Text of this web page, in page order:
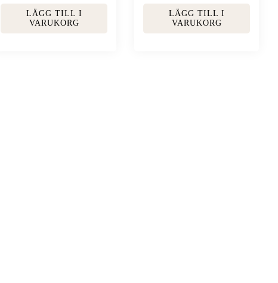
LÄGG TILL I
VARUKORG
LÄGG TILL I
VARUKORG